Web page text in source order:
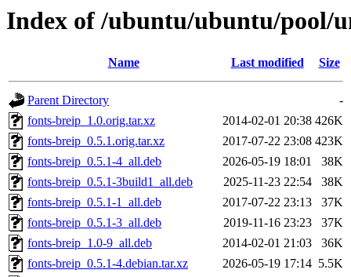
Index of /ubuntu/ubuntu/pool/
Name Last modified Size
Parent Directory
-
fonts-breip_1.0.orig.tar.xz
2014-02-01 20:38 426K
fonts-breip_0.5.1.orig.tar.xz
2017-07-22 23:08 423K
fonts-breip_0.5.1-4_all.deb
2026-05-19 18:01
38K
fonts-breip_0.5.1-3build1_all.deb
2025-11-23 22:54
38K
fonts-breip_0.5.1-1_all.deb
2017-07-22 23:13
37K
fonts-breip_0.5.1-3_all.deb
2019-11-16 23:23
37K
fonts-breip_1.0-9_all.deb
2014-02-01 21:03
36K
fonts-breip_0.5.1-4.debian.tar.xz
2026-05-19 17:14 5.5K